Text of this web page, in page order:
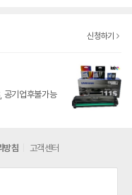
신청하기
공기업후불가능
방침 고객센터